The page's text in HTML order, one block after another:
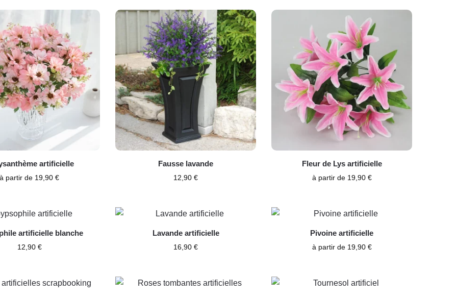
artificielle
à partir de 19,90€
Fausse lavande
12,90 €
Fleur de Lys artificielle
à partir de 19,90 €
artificielle blanche
12,90 €
Lavande artificielle
16,90 €
Pivoine artificielle
à partir de 19,90 €